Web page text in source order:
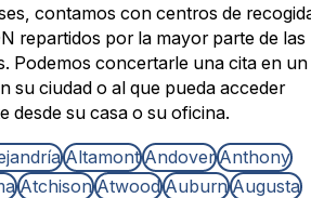
contamos con centros de
repartidos por la mayor parte de las
Podemos concertarle una cita en un
su ciudad o al que pueda acceder
desde su casa o su oficina.
Altamont Andover Anthony
Atchison Atwood Auburn Augusta